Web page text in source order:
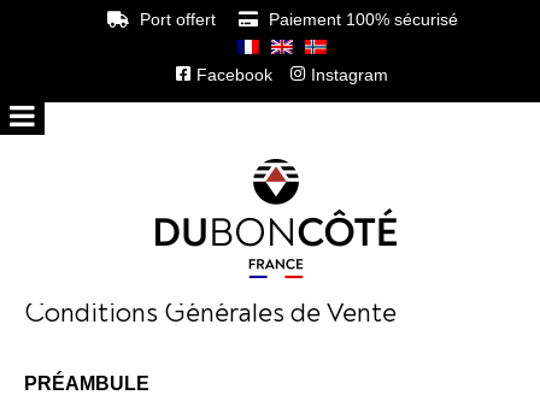
Port offert Paiement 100% sécurisé
Facebook Instagram
Conditions Générales de Vente
PRÉAMBULE